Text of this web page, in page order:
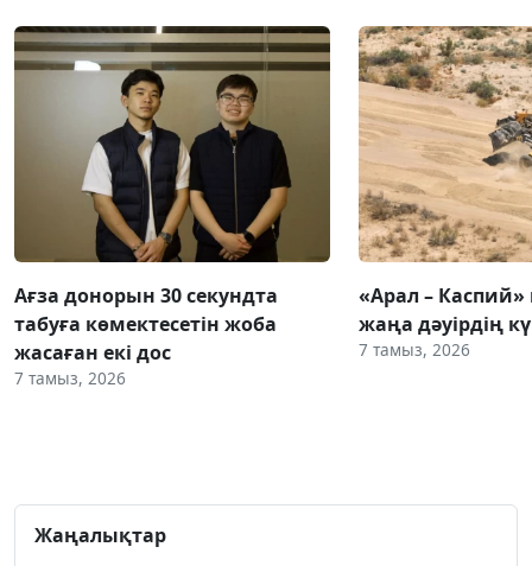
Ағза донорын 30 секундта
табуға көмектесетін жоба
жасаған екі дос
7 тамыз, 2026
«Арал – Каспий»
жаңа дәуірдің
7 тамыз, 2026
Жаңалықтар